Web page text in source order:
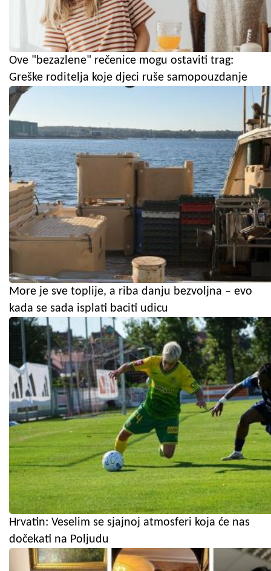
Ove "bezazlene" rečenice mogu ostaviti trag:
Greške roditelja koje djeci ruše samopouzdanje
More je sve toplije, a riba danju bezvoljna – evo
kada se sada isplati baciti udicu
Hrvatin: Veselim se sjajnoj atmosferi koja će nas
dočekati na Poljudu